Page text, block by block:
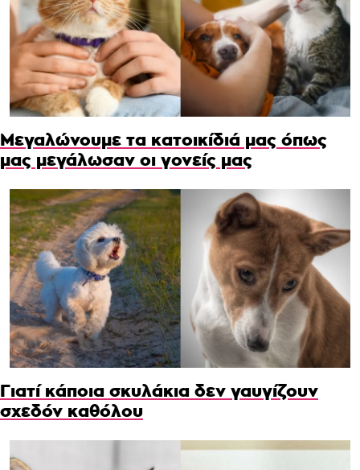
Μεγαλώνουμε τα κατοικίδιά μας όπως
μας μεγάλωσαν οι γονείς μας
Γιατί κάποια σκυλάκια δεν γαυγίζουν
σχεδόν καθόλου